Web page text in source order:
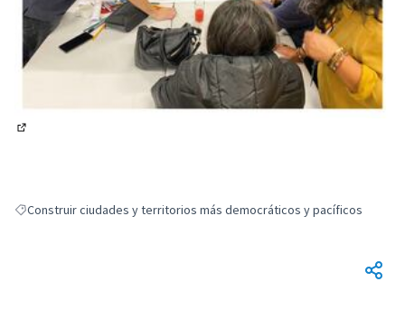
Resultados al filtrar por: Construir ciudades y territorios más
Construir ciudades y territorios más democráticos y pacíficos